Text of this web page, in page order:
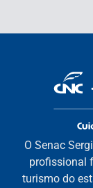
O Senac
profissional
turismo do